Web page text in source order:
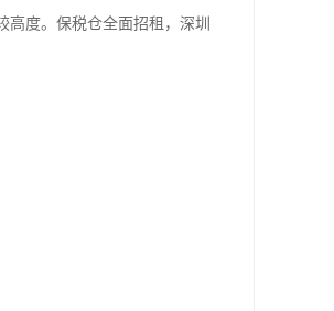
度。保税仓全面招租，深圳